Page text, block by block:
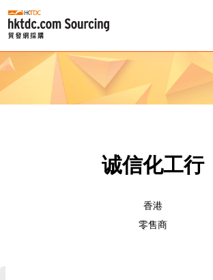
诚信化工行
香港
零售商